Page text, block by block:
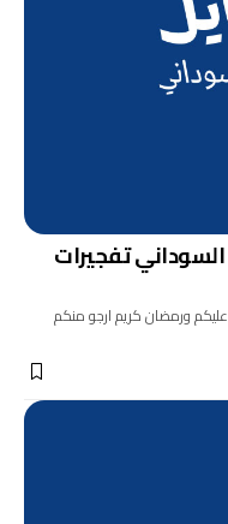
تفجيرات
ورمضان كريم ارجو منكم